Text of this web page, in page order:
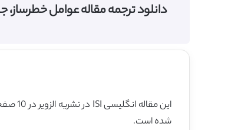
دانلود ترجمه مقاله عوامل خطرساز، جبرانی
این مقاله انگلیسی ISI در نشریه الزویر در 10 صفحه در سال 2021 منتشر شده و ترجمه آن 26 صفحه میباشد. کیفیت ترجمه این مقاله ویژه – طلایی
شده است.